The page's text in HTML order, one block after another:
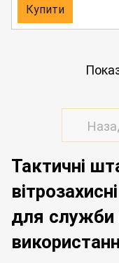
Купити
Тактичні
для служби